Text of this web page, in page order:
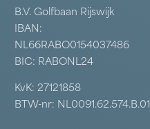
B.V. Golfbaan Rijswijk
IBAN:
NL66RABO0154037486
BIC: RABONL24
KvK: 27121858
BTW-nr: NL0091.62.574.B.01